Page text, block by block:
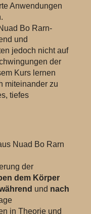
Anwendungen
Bo Rarn-
und
jedoch nicht auf
der
Kurs lernen
miteinander zu
tiefes
Nuad Bo Rarn
der
dem Körper
und nach
in Theorie und